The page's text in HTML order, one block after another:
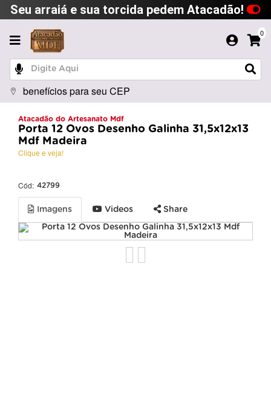
Seu arraiá e sua torcida pedem Atacadão!
0
benefícios para seu CEP
Atacadão do Artesanato Mdf
Porta 12 Ovos Desenho Galinha 31,5x12x13
Mdf Madeira
Clique e veja!
Cód: 42799
Imagens Videos Share